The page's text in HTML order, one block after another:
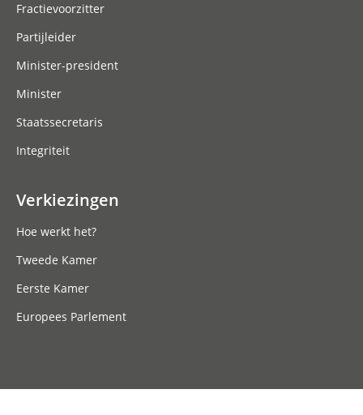
Fractievoorzitter
Partijleider
Minister-president
Minister
Staatssecretaris
Integriteit
Verkiezingen
Hoe werkt het?
Tweede Kamer
Eerste Kamer
Europees Parlement